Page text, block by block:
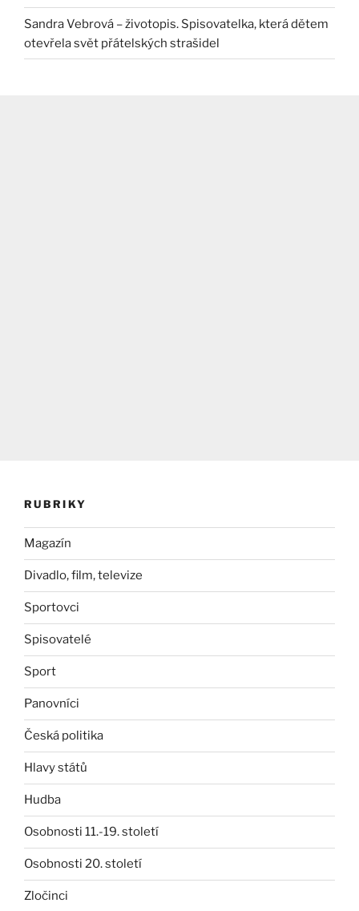
Sandra Vebrová – životopis. Spisovatelka, která dětem
otevřela svět přátelských strašidel
RUBRIKY
Magazín
Divadlo, film, televize
Sportovci
Spisovatelé
Sport
Panovníci
Česká politika
Hlavy států
Hudba
Osobnosti 11.-19. století
Osobnosti 20. století
Zločinci